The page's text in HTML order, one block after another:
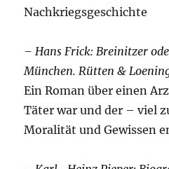
Nachkriegsgeschichte
– Hans Frick: Breinitzer
München. Rütten &
Ein Roman über einen
Täter war und der – viel
Moralität und Gewissen